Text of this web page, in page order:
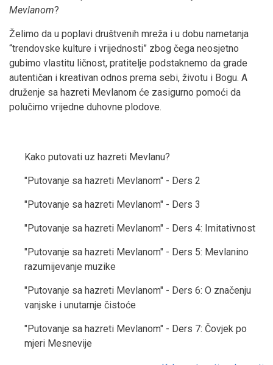
Mevlanom?
Želimo da u poplavi društvenih mreža i u dobu nametanja
“trendovske kulture i vrijednosti” zbog čega neosjetno
gubimo vlastitu ličnost, pratitelje podstaknemo da grade
autentičan i kreativan odnos prema sebi, životu i Bogu. A
druženje sa hazreti Mevlanom će zasigurno pomoći da
polučimo vrijedne duhovne plodove.
Kako putovati uz hazreti Mevlanu?
"Putovanje sa hazreti Mevlanom" - Ders 2
"Putovanje sa hazreti Mevlanom" - Ders 3
"Putovanje sa hazreti Mevlanom" - Ders 4: Imitativnost
"Putovanje sa hazreti Mevlanom" - Ders 5: Mevlanino
razumijevanje muzike
"Putovanje sa hazreti Mevlanom" - Ders 6: O značenju
vanjske i unutarnje čistoće
"Putovanje sa hazreti Mevlanom" - Ders 7: Čovjek po
mjeri Mesnevije